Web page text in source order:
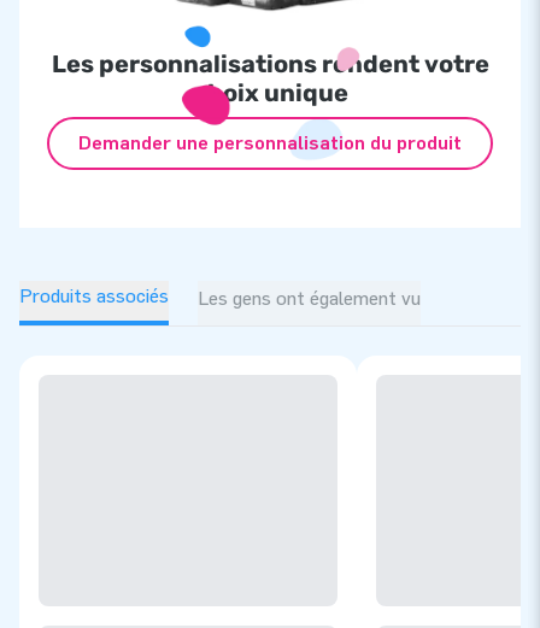
Les personnalisations rendent votre
choix unique
Demander une personnalisation du produit
Produits associés Les gens ont également vu